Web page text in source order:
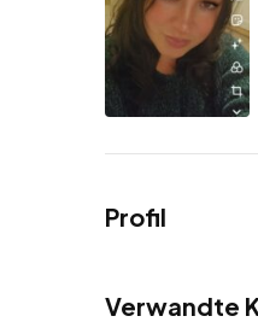
Profil
Verwandte